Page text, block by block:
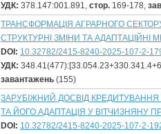
УДК: 378.147:001.891, стор.169-178,
ТРАНСФОРМАЦІЯ АГРАРНОГО
СТРУКТУРНІ ЗМІНИ ТА АДАПТАЦІЙНІ
DOI: 10.32782/2415-8240-2025-107-2-
УДК:
завантажень(155)
ЗАРУБІЖНИЙ ДОСВІД КРЕДИТУВАННЯ
ТА ЙОГО АДАПТАЦІЯ У ВІТЧИЗНЯНУ
DOI: 10.32782/2415-8240-2025-107-2-